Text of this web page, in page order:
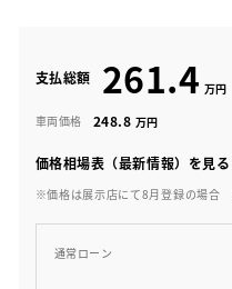
支払総額 261.4
車両価格 248.8
価格相場表（最新情報）を見る
※価格は展示店にて8月登録の場合
通常ローン